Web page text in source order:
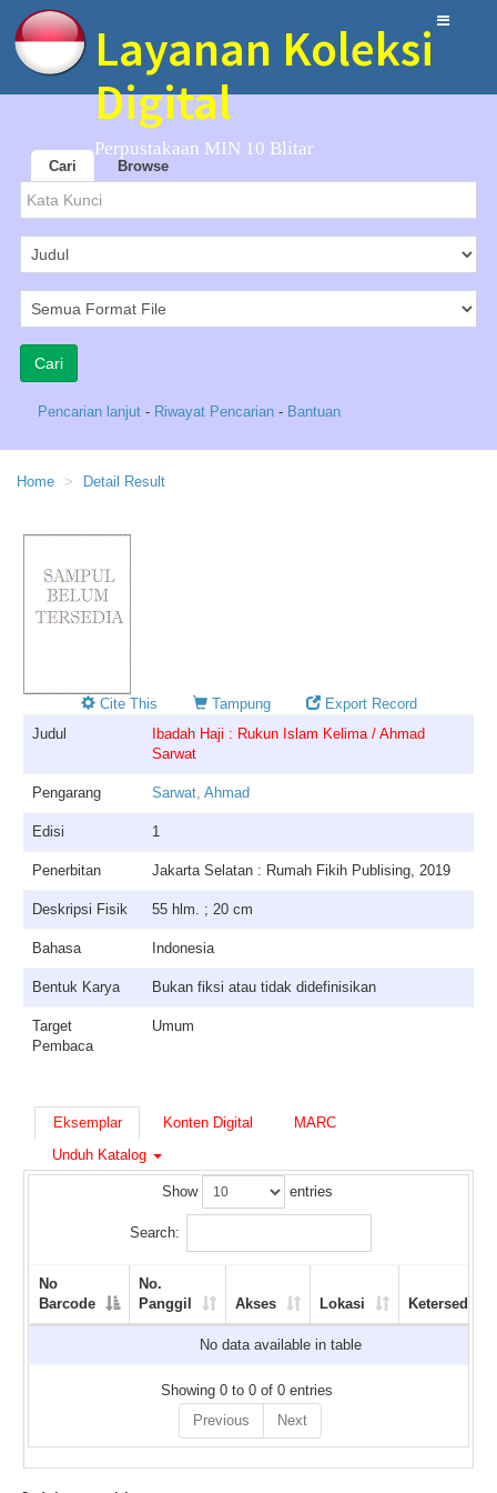
Layanan Koleksi
Digital
Perpustakaan MIN 10 Blitar
Cari Browse
Pencarian lanjut - Riwayat Pencarian - Bantuan
Home Detail Result
Cite This Tampung
Export Record
Judul
Ibadah Haji : Rukun Islam Kelima / Ahmad
Sarwat
Pengarang Sarwat, Ahmad
Edisi 1
Penerbitan Jakarta Selatan : Rumah Fikih Publising, 2019
Deskripsi Fisik 55 hlm. ; 20 cm
Bahasa Indonesia
Bentuk Karya Bukan fiksi atau tidak didefinisikan
Target
Pembaca
Umum
Eksemplar Konten Digital
MARC
Unduh Katalog
Show entries
Search:
No
Barcode
No.
Panggil
Akses Lokasi Ketersediaan
No data available in table
Showing 0 to 0 of 0 entries
Previous
Next